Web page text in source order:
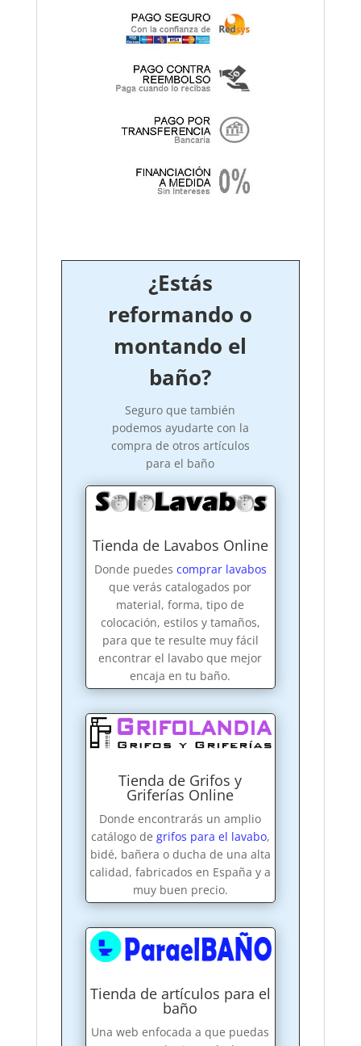
¿Estás
reformando o
montando el
baño?
Seguro que también
podemos ayudarte con la
compra de otros artículos
para el baño
Tienda de Lavabos Online
Donde puedes comprar lavabos
que verás catalogados por
material, forma, tipo de
colocación, estilos y tamaños,
para que te resulte muy fácil
encontrar el lavabo que mejor
encaja en tu baño.
Tienda de Grifos y
Griferías Online
Donde encontrarás un amplio
catálogo de grifos para el lavabo,
bidé, bañera o ducha de una alta
calidad, fabricados en España y a
muy buen precio.
Tienda de artículos para el
baño
Una web enfocada a que puedas